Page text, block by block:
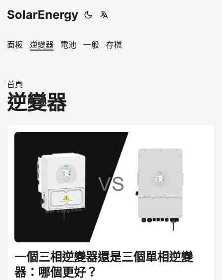
SolarEnergy
面板 逆變器 電池 一般 存檔
首頁
逆變器
一個三相逆變器還是三個單相逆變
器：哪個更好？